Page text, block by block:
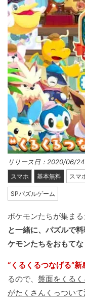
リリース日：2020/06/24
スマホ 基本無料 スマ
SPパズルゲーム
ポケモンたちが集まる
と一緒に、パズルで
ケモンたちをおもてな
“くるくるつなげる”
るので、 盤面をくるく
がたくさんくっついて